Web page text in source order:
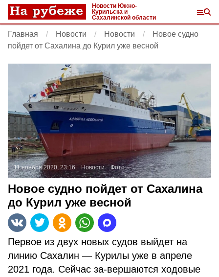
Новости Южно-
Курильска и
Сахалинской области
Главная Новости Новости
Новое судно
пойдет от Сахалина до Курил уже весной
11 ноября 2020, 23:16 Новости Фото:
Новое судно пойдет от Сахалина
до Курил уже весной
Первое из двух новых судов выйдет на
линию Сахалин — Курилы уже в апреле
2021 года. Сейчас за-вершаются ходовые